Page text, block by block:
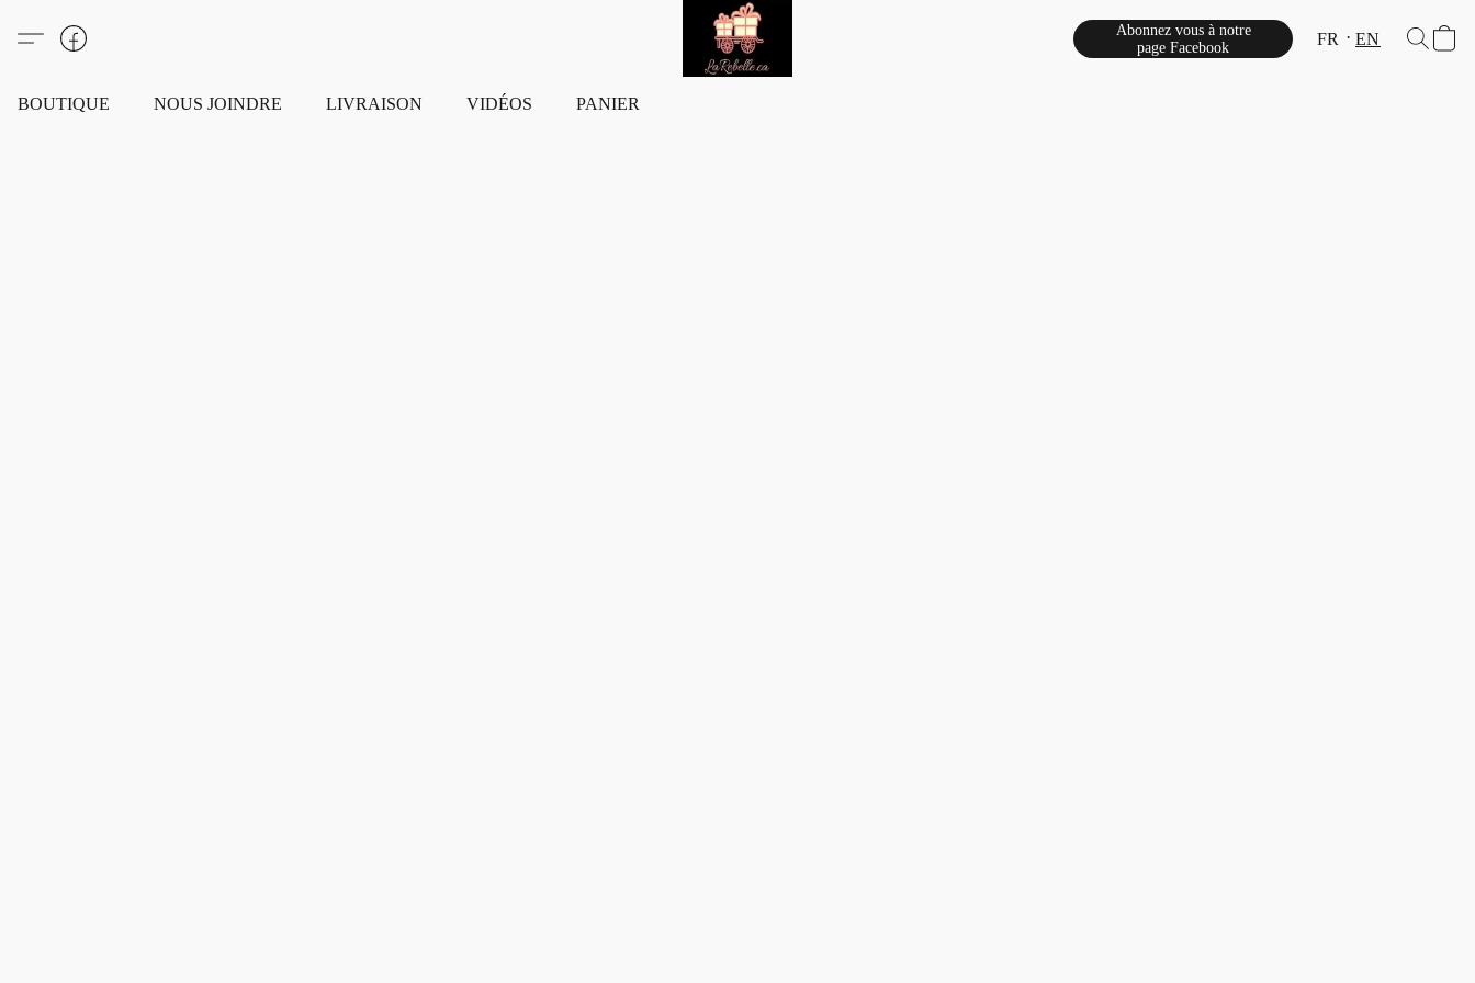
Abonnez vous à notre
page Facebook
FR EN
BOUTIQUE NOUS JOINDRE LIVRAISON VIDÉOS PANIER